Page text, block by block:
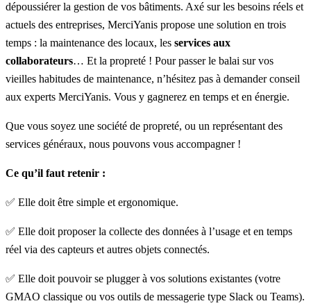
dépoussiérer la gestion de vos bâtiments. Axé sur les besoins réels et
actuels des entreprises, MerciYanis propose une solution en trois
temps : la maintenance des locaux, les services aux
collaborateurs… Et la propreté ! Pour passer le balai sur vos
vieilles habitudes de maintenance, n’hésitez pas à demander conseil
aux experts MerciYanis. Vous y gagnerez en temps et en énergie.
Que vous soyez une société de propreté, ou un représentant des
services généraux, nous pouvons vous accompagner !
Ce qu’il faut retenir :
✅ Elle doit être simple et ergonomique.
✅ Elle doit proposer la collecte des données à l’usage et en temps
réel via des capteurs et autres objets connectés.
✅ Elle doit pouvoir se plugger à vos solutions existantes (votre
GMAO classique ou vos outils de messagerie type Slack ou Teams).